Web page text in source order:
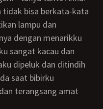
lampu dan
dengan menarikku
sangat kacau dan
dipeluk dan ditindih
saat bibirku
terangsang amat